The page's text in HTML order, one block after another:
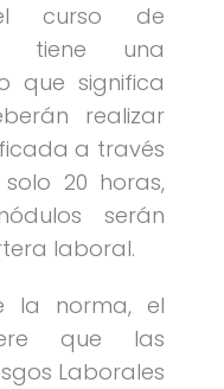
curso de
tiene una
que significa
realizar
a través
20 horas,
serán
laboral.
la norma, el
que las
Laborales